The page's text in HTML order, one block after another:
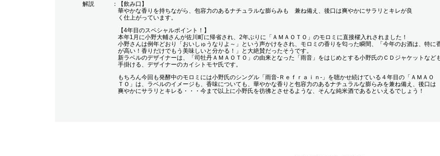
解説
【飲み口】
華やかな香りを持ちながら、包容力のあるナチュラルな膨らみも 兼ね備え、後口は爽やかにサラリとキレが良
く仕上がっています。
【4年目のスペシャルポイント！】
本年1月に小野大輔さんが佐川町に帰省され、2年ぶりに「ＡＭＡＯＴＯ」のモロミに直接櫂入れされました！
小野さんは例年どおり「おいしゅうなりよ～」という声かけをされ、モロミの香りを匂った瞬間、「今年のお酒は、特に
が高い！香りだけでもう美味しいと分かる！」と大絶賛だったそうです。
新ラベルのデザイナーは、「司牡丹ＡＭＡＯＴＯ」の由来となった「雨音」をはじめとする小野氏のＣＤジャケットなど
手掛ける、デザイナーのカイシトモヤ氏です。
もちろん今回も発酵中のモロミには小野氏のシングル「雨音-Ｒｅｆｒａｉｎ-」を聴かせ続けている４年目の「ＡＭＡＯ
ＴＯ」は、ラベルのイメージも、香味についても、華やかな香りと包容力のあるナチュラルな膨らみを兼ね備え、後口は
爽やかにサラリとキレる・・・今まで以上に小野氏を彷彿とさせるような、そんな純米酒であるといえるでしょう！